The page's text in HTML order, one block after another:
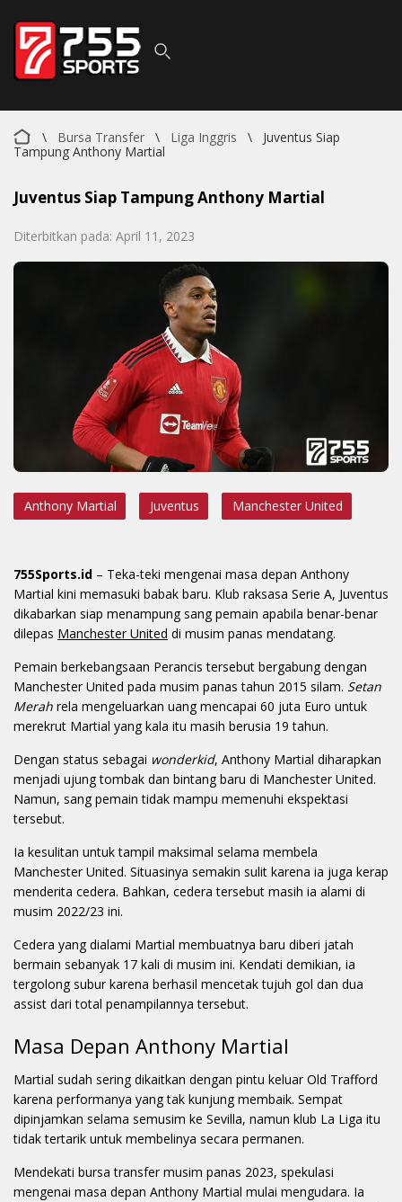
\ Bursa Transfer \ Liga Inggris \
Juventus Siap
Tampung Anthony Martial
Juventus Siap Tampung Anthony Martial
Diterbitkan pada: April 11, 2023
Anthony Martial Juventus Manchester United
755Sports.id – Teka-teki mengenai masa depan Anthony
Martial kini memasuki babak baru. Klub raksasa Serie A, Juventus
dikabarkan siap menampung sang pemain apabila benar-benar
dilepas Manchester United di musim panas mendatang.
Pemain berkebangsaan Perancis tersebut bergabung dengan
Manchester United pada musim panas tahun 2015 silam. Setan
Merah rela mengeluarkan uang mencapai 60 juta Euro untuk
merekrut Martial yang kala itu masih berusia 19 tahun.
Dengan status sebagai wonderkid, Anthony Martial diharapkan
menjadi ujung tombak dan bintang baru di Manchester United.
Namun, sang pemain tidak mampu memenuhi ekspektasi
tersebut.
Ia kesulitan untuk tampil maksimal selama membela
Manchester United. Situasinya semakin sulit karena ia juga kerap
menderita cedera. Bahkan, cedera tersebut masih ia alami di
musim 2022/23 ini.
Cedera yang dialami Martial membuatnya baru diberi jatah
bermain sebanyak 17 kali di musim ini. Kendati demikian, ia
tergolong subur karena berhasil mencetak tujuh gol dan dua
assist dari total penampilannya tersebut.
Masa Depan Anthony Martial
Martial sudah sering dikaitkan dengan pintu keluar Old Trafford
karena performanya yang tak kunjung membaik. Sempat
dipinjamkan selama semusim ke Sevilla, namun klub La Liga itu
tidak tertarik untuk membelinya secara permanen.
Mendekati bursa transfer musim panas 2023, spekulasi
mengenai masa depan Anthony Martial mulai mengudara. Ia